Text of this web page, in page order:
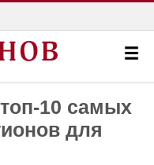
10 самых
для